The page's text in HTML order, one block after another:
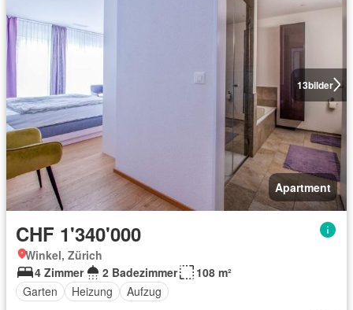
13bilder
Apartment
CHF 1'340'000
Winkel, Zürich
4 Zimmer
2 Badezimmer
108 m²
Garten
Heizung Aufzug